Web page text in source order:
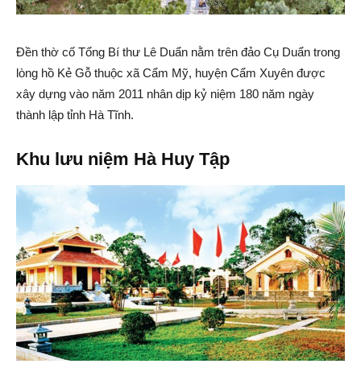
Đền thờ cố Tổng Bí thư Lê Duẩn nằm trên đảo Cụ Duẩn trong
lòng hồ Kẻ Gỗ thuộc xã Cẩm Mỹ, huyện Cẩm Xuyên được
xây dựng vào năm 2011 nhân dịp kỷ niệm 180 năm ngày
thành lập tỉnh Hà Tĩnh.
Khu lưu niệm Hà Huy Tập